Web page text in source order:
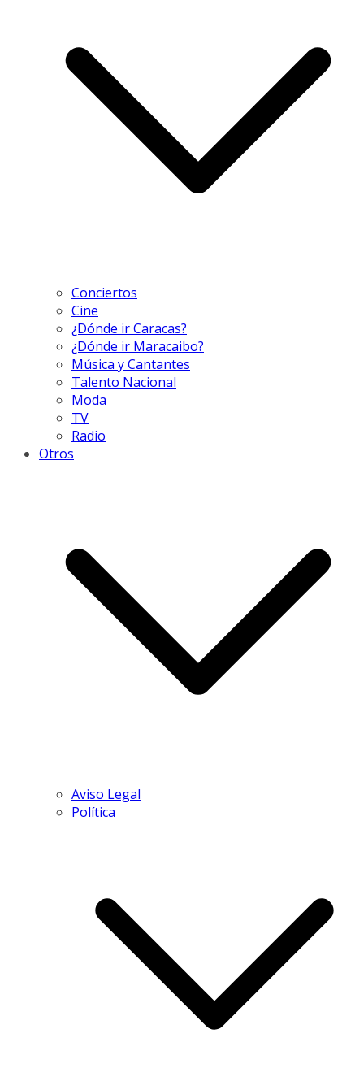
Conciertos
Cine
¿Dónde ir Caracas?
¿Dónde ir Maracaibo?
Música y Cantantes
Talento Nacional
Moda
TV
Radio
Otros
Aviso Legal
Política